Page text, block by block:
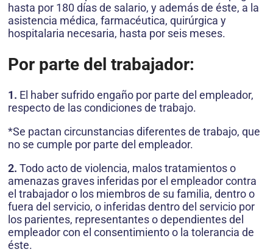
hasta por 180 días de salario, y además de éste, a la
asistencia médica, farmacéutica, quirúrgica y
hospitalaria necesaria, hasta por seis meses.
Por parte del trabajador:
1. El haber sufrido engaño por parte del empleador,
respecto de las condiciones de trabajo.
*Se pactan circunstancias diferentes de trabajo, que
no se cumple por parte del empleador.
2. Todo acto de violencia, malos tratamientos o
amenazas graves inferidas por el empleador contra
el trabajador o los miembros de su familia, dentro o
fuera del servicio, o inferidas dentro del servicio por
los parientes, representantes o dependientes del
empleador con el consentimiento o la tolerancia de
éste.